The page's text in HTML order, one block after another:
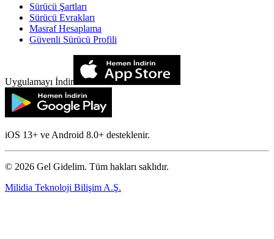
Sürücü Şartları
Sürücü Evrakları
Masraf Hesaplama
Güvenli Sürücü Profili
Uygulamayı İndir
iOS 13+ ve Android 8.0+ desteklenir.
© 2026 Gel Gidelim. Tüm hakları saklıdır.
Milidia Teknoloji Bilişim A.Ş.